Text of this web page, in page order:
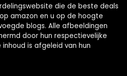
die de beste deals
amazon en u op de hoogte
blogs. Alle afbeeldingen
door hun respectievelijke
is afgeleid van hun